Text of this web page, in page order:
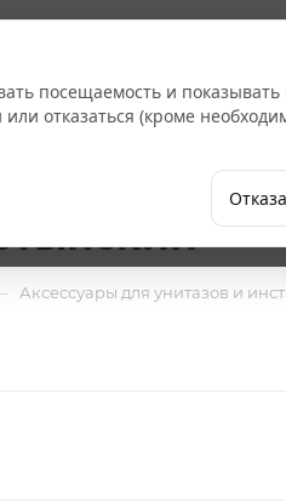
Компания
Аксессуары для унитазов и
посещаемость и
отказаться (кроме